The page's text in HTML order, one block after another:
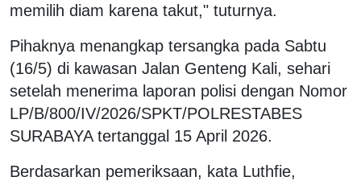
memilih diam karena takut," tuturnya.
Pihaknya menangkap tersangka pada Sabtu
(16/5) di kawasan Jalan Genteng Kali, sehari
setelah menerima laporan polisi dengan Nomor
LP/B/800/IV/2026/SPKT/POLRESTABES
SURABAYA tertanggal 15 April 2026.
Berdasarkan pemeriksaan, kata Luthfie,